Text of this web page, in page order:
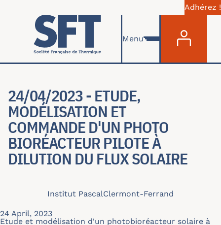
Skip to main content
Adhérez !
Menu
24/04/2023 - ETUDE,
MODÉLISATION ET
COMMANDE D'UN PHOTO
BIORÉACTEUR PILOTE À
DILUTION DU FLUX SOLAIRE
Institut PascalClermont-Ferrand
24 April, 2023
Etude et modélisation d'un photobioréacteur solaire à